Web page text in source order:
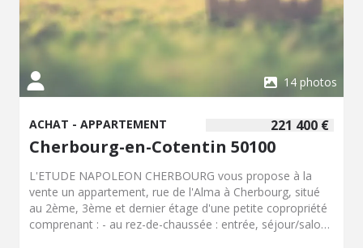
14 photos
221 400 €
ACHAT - APPARTEMENT
Cherbourg-en-Cotentin 50100
L'ETUDE NAPOLEON CHERBOURG vous propose à la
vente un appartement, rue de l'Alma à Cherbourg, situé
au 2ème, 3ème et dernier étage d'une petite copropriété
comprenant : - au rez-de-chaussée : entrée, séjour/salon